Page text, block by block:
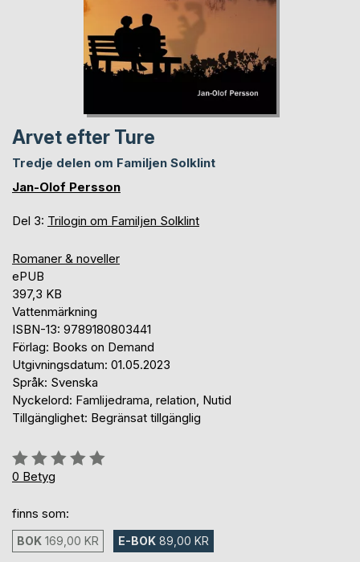
Arvet efter Ture
Tredje delen om Familjen Solklint
Jan-Olof Persson
Del 3: Trilogin om Familjen Solklint
Romaner & noveller
ePUB
397,3 KB
Vattenmärkning
ISBN-13: 9789180803441
Förlag: Books on Demand
Utgivningsdatum: 01.05.2023
Språk: Svenska
Nyckelord: Famlijedrama, relation, Nutid
Tillgänglighet: Begränsat tillgänglig
Betyg::
0%
0 Betyg
finns som:
BOK 169,00 KR E-BOK 89,00 KR